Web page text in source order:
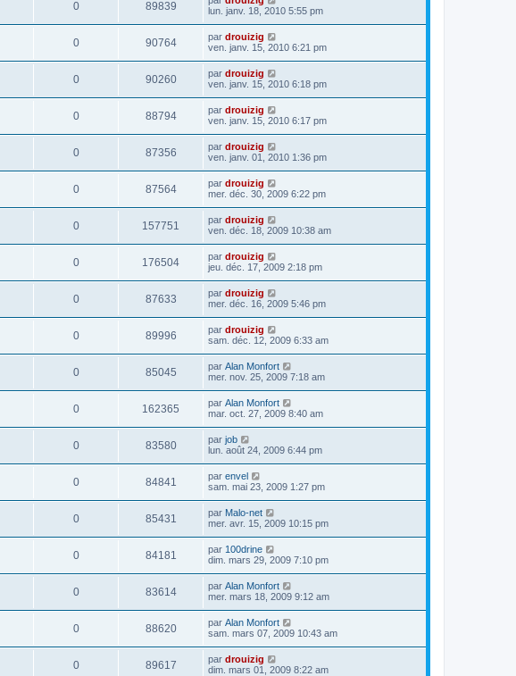
0 89839
lun. janv. 18, 2010 5:55 pm
0 90764 par drouizig
ven. janv. 15, 2010 6:21 pm
0 90260 par drouizig
ven. janv. 15, 2010 6:18 pm
0 88794 par drouizig
ven. janv. 15, 2010 6:17 pm
0 87356 par drouizig
ven. janv. 01, 2010 1:36 pm
0 87564 par drouizig
mer. déc. 30, 2009 6:22 pm
0 157751 par drouizig
ven. déc. 18, 2009 10:38 am
0 176504 par drouizig
jeu. déc. 17, 2009 2:18 pm
0 87633 par drouizig
mer. déc. 16, 2009 5:46 pm
0 89996 par drouizig
sam. déc. 12, 2009 6:33 am
0 85045 par Alan Monfort
mer. nov. 25, 2009 7:18 am
0 162365 par Alan Monfort
mar. oct. 27, 2009 8:40 am
0 83580 par job
lun. août 24, 2009 6:44 pm
0 84841 par envel
sam. mai 23, 2009 1:27 pm
0 85431 par Malo-net
mer. avr. 15, 2009 10:15 pm
0 84181 par 100drine
dim. mars 29, 2009 7:10 pm
0 83614 par Alan Monfort
mer. mars 18, 2009 9:12 am
0 88620 par Alan Monfort
sam. mars 07, 2009 10:43 am
0 89617 par drouizig
dim. mars 01, 2009 8:22 am